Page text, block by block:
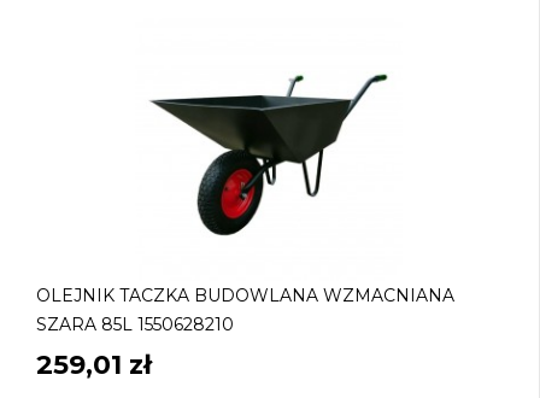
OLEJNIK TACZKA BUDOWLANA WZMACNIANA
SZARA 85L 1550628210
259,01 zł